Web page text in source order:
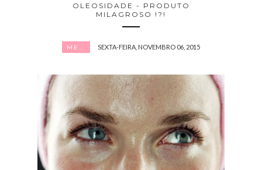
OLEOSIDADE - PRODUTO
MILAGROSO !?!
ME... SEXTA-FEIRA, NOVEMBRO 06, 2015